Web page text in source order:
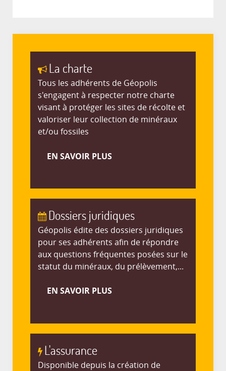
La charte
Tous les adhérents de Géopolis
s'engagent à respecter notre charte
visant à protéger les sites de récolte et
valoriser leur collection de minéraux
et/ou fossiles
EN SAVOIR PLUS
Dossiers juridiques
Géopolis édite des dossiers juridiques
pour ses adhérents afin de répondre
aux questions fréquentes posées sur le
statut du minéraux, du prélèvement,...
EN SAVOIR PLUS
L'assurance
Disponible depuis la création de